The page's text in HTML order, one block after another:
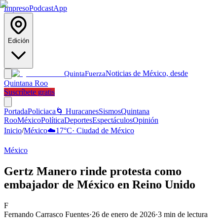
ImpresoPodcastApp
Edición
QuintaFuerzaNoticias de México, desde
Quintana Roo
Suscríbete gratis
PortadaPoliciaca 🌀 HuracanesSismosQuintana
RooMéxicoPolíticaDeportesEspectáculosOpinión
Inicio/México☁️17°C· Ciudad de México
México
Gertz Manero rinde protesta como
embajador de México en Reino Unido
F
Fernando Carrasco Fuentes·26 de enero de 2026·3 min de lectura